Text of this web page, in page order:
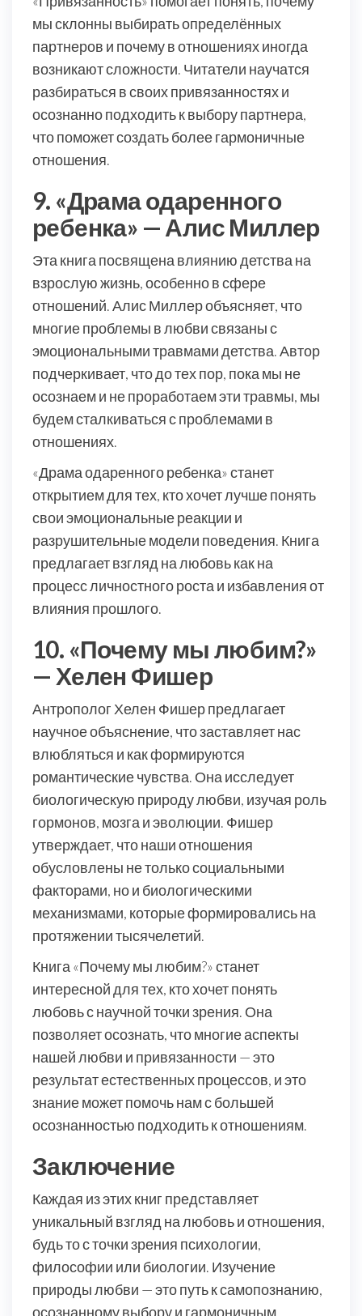
мы склонны выбирать определённых
партнеров и почему в отношениях иногда
возникают сложности. Читатели научатся
разбираться в своих привязанностях и
осознанно подходить к выбору партнера,
что поможет создать более гармоничные
отношения.
9. «Драма одаренного
ребенка» — Алис Миллер
Эта книга посвящена влиянию детства на
взрослую жизнь, особенно в сфере
отношений. Алис Миллер объясняет, что
многие проблемы в любви связаны с
эмоциональными травмами детства. Автор
подчеркивает, что до тех пор, пока мы не
осознаем и не проработаем эти травмы, мы
будем сталкиваться с проблемами в
отношениях.
«Драма одаренного ребенка» станет
открытием для тех, кто хочет лучше понять
свои эмоциональные реакции и
разрушительные модели поведения. Книга
предлагает взгляд на любовь как на
процесс личностного роста и избавления от
влияния прошлого.
10. «Почему мы любим?»
— Хелен Фишер
Антрополог Хелен Фишер предлагает
научное объяснение, что заставляет нас
влюбляться и как формируются
романтические чувства. Она исследует
биологическую природу любви, изучая роль
гормонов, мозга и эволюции. Фишер
утверждает, что наши отношения
обусловлены не только социальными
факторами, но и биологическими
механизмами, которые формировались на
протяжении тысячелетий.
Книга «Почему мы любим?» станет
интересной для тех, кто хочет понять
любовь с научной точки зрения. Она
позволяет осознать, что многие аспекты
нашей любви и привязанности — это
результат естественных процессов, и это
знание может помочь нам с большей
осознанностью подходить к отношениям.
Заключение
Каждая из этих книг представляет
уникальный взгляд на любовь и отношения,
будь то с точки зрения психологии,
философии или биологии. Изучение
природы любви — это путь к самопознанию,
осознанному выбору и гармоничным